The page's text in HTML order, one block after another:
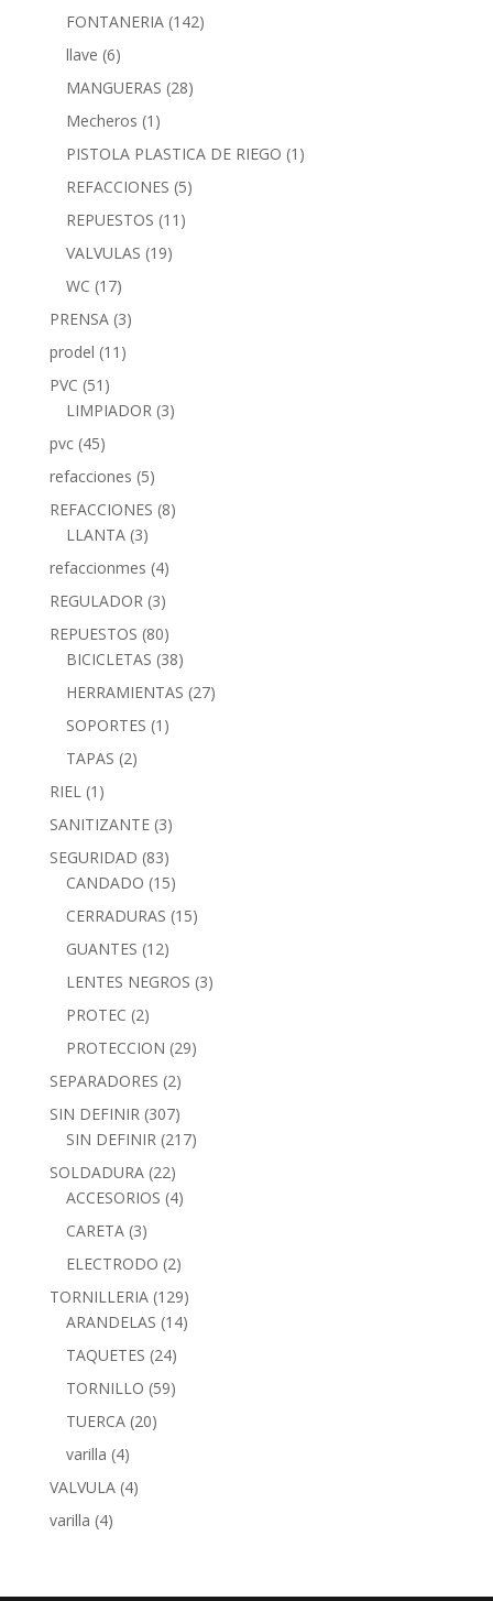
FONTANERIA (142)
llave (6)
MANGUERAS (28)
Mecheros (1)
PISTOLA PLASTICA DE RIEGO (1)
REFACCIONES (5)
REPUESTOS (11)
VALVULAS (19)
WC (17)
PRENSA (3)
prodel (11)
PVC (51)
LIMPIADOR (3)
pvc (45)
refacciones (5)
REFACCIONES (8)
LLANTA (3)
refaccionmes (4)
REGULADOR (3)
REPUESTOS (80)
BICICLETAS (38)
HERRAMIENTAS (27)
SOPORTES (1)
TAPAS (2)
RIEL (1)
SANITIZANTE (3)
SEGURIDAD (83)
CANDADO (15)
CERRADURAS (15)
GUANTES (12)
LENTES NEGROS (3)
PROTEC (2)
PROTECCION (29)
SEPARADORES (2)
SIN DEFINIR (307)
SIN DEFINIR (217)
SOLDADURA (22)
ACCESORIOS (4)
CARETA (3)
ELECTRODO (2)
TORNILLERIA (129)
ARANDELAS (14)
TAQUETES (24)
TORNILLO (59)
TUERCA (20)
varilla (4)
VALVULA (4)
varilla (4)